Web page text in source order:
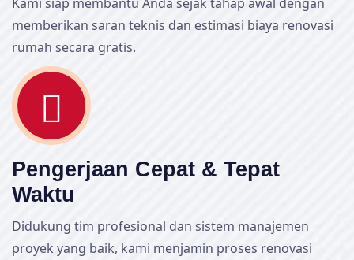
memberikan saran teknis dan estimasi biaya renovasi
rumah secara gratis.
Pengerjaan Cepat & Tepat
Waktu
Didukung tim profesional dan sistem manajemen
proyek yang baik, kami menjamin proses renovasi